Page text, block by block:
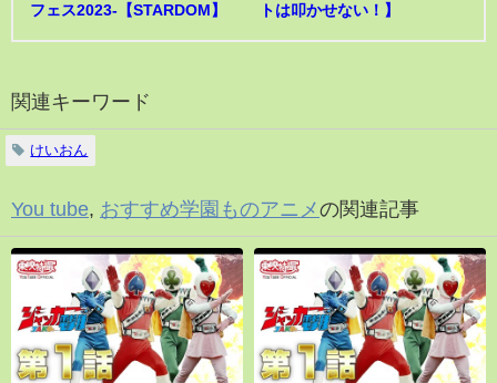
フェス2023-【STARDOM】 トは叩かせない！】
関連キーワード
けいおん
You tube, おすすめ学園ものアニメの関連記事